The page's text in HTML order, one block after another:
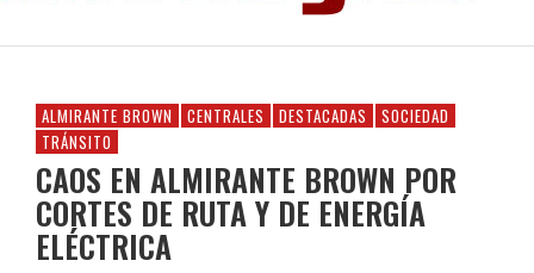
ALMIRANTE BROWN CENTRALES DESTACADAS
SOCIEDAD
TRÁNSITO
CAOS EN ALMIRANTE BROWN POR
CORTES DE RUTA Y DE ENERGÍA
ELÉCTRICA